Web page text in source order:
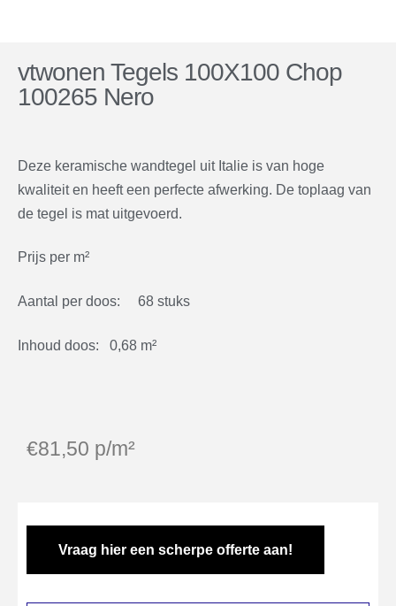
vtwonen Tegels 100X100 Chop
100265 Nero
Deze keramische wandtegel uit Italie is van hoge
kwaliteit en heeft een perfecte afwerking. De toplaag van
de tegel is mat uitgevoerd.
Prijs per m²
Aantal per doos: 68 stuks
Inhoud doos: 0,68 m²
€81,50 p/m²
Vraag hier een scherpe offerte aan!